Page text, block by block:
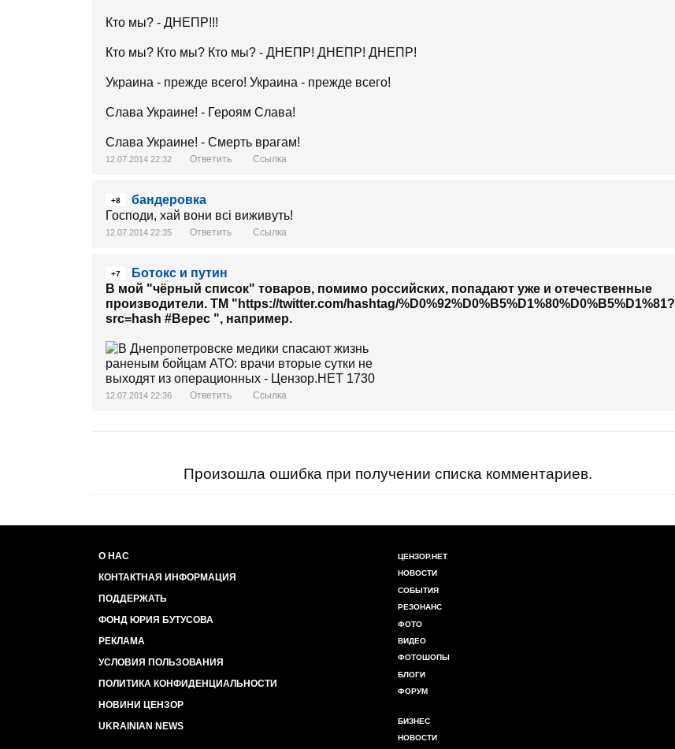
Кто мы? - ДНЕПР!!!
Кто мы? Кто мы? Кто мы? - ДНЕПР! ДНЕПР! ДНЕПР!
Украина - прежде всего! Украина - прежде всего!
Слава Украине! - Героям Слава!
Слава Украине! - Смерть врагам!
12.07.2014 22:32 Ответить Ссылка
+8
бандеровка
Господи, хай вони всі виживуть!
12.07.2014 22:35 Ответить Ссылка
+7
Ботокс и путин
В мой "чёрный список" товаров, помимо российских, попадают уже и отечественные
производители. ТМ "https://twitter.com/hashtag/%D0%92%D0%B5%D1%80%D0%B5%D1%81?
src=hash #Верес ", например.
12.07.2014 22:36 Ответить Ссылка
Произошла ошибка при получении списка комментариев.
О НАС
КОНТАКТНАЯ ИНФОРМАЦИЯ
ПОДДЕРЖАТЬ
ФОНД ЮРИЯ БУТУСОВА
РЕКЛАМА
УСЛОВИЯ ПОЛЬЗОВАНИЯ
ПОЛИТИКА КОНФИДЕНЦИАЛЬНОСТИ
НОВИНИ ЦЕНЗОР
UKRAINIAN NEWS
ЦЕНЗОР.НЕТ
НОВОСТИ
СОБЫТИЯ
РЕЗОНАНС
ФОТО
ВИДЕО
ФОТОШОПЫ
БЛОГИ
ФОРУМ
БИЗНЕС
НОВОСТИ